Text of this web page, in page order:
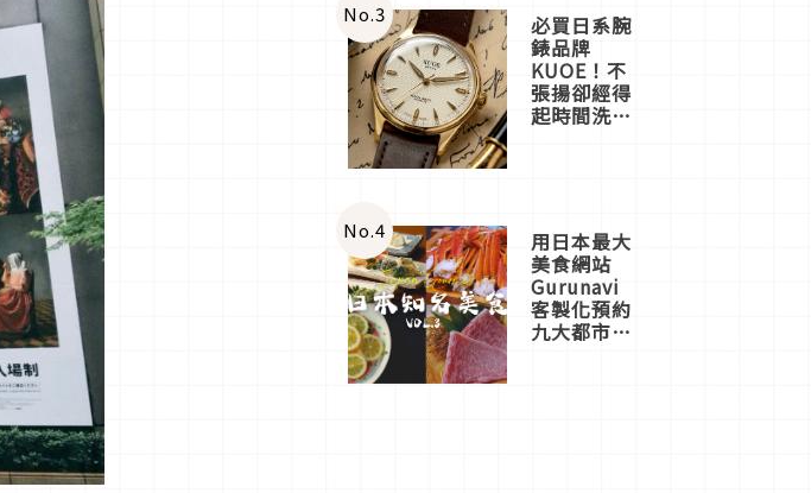
No.3 必買日系腕
錶品牌
KUOE！不
張揚卻經得
起時間洗鍊
No.4 用日本最大
美食網站
Gurunavi
客製化預約
九大都市餐